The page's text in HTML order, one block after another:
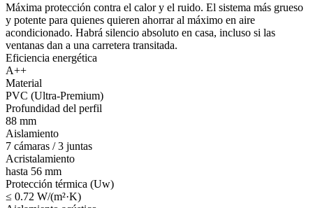
Máxima protección contra el calor y el ruido. El sistema más grueso
y potente para quienes quieren ahorrar al máximo en aire
acondicionado. Habrá silencio absoluto en casa, incluso si las
ventanas dan a una carretera transitada.
Eficiencia energética
A++
Material
PVC (Ultra-Premium)
Profundidad del perfil
88 mm
Aislamiento
7 cámaras / 3 juntas
Acristalamiento
hasta 56 mm
Protección térmica (Uw)
≤ 0.72 W/(m²·K)